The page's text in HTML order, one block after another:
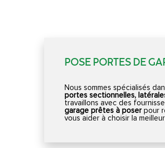
POSE PORTES DE
Nous sommes spécialisés
portes sectionnelles,
travaillons avec des
garage prêtes à poser pour
vous aider à choisir la